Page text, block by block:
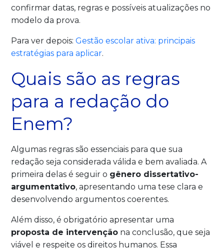
confirmar datas, regras e possíveis atualizações no
modelo da prova.
Para ver depois:Gestão escolar ativa: principais
estratégias para aplicar.
Quais são as regras
para a redação do
Enem?
Algumas regras são essenciais para que sua
redação seja considerada válida e bem avaliada. A
primeira delas é seguir o gênero dissertativo-
argumentativo, apresentando uma tese clara e
desenvolvendo argumentos coerentes.
Além disso, é obrigatório apresentar uma
proposta de intervenção na conclusão, que seja
viável e respeite os direitos humanos. Essa